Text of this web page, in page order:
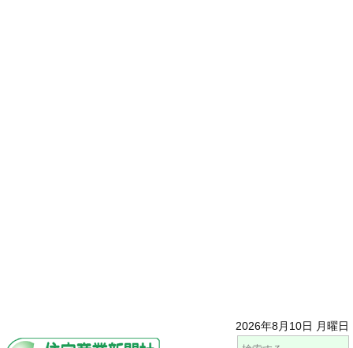
2026年8月10日 月曜日